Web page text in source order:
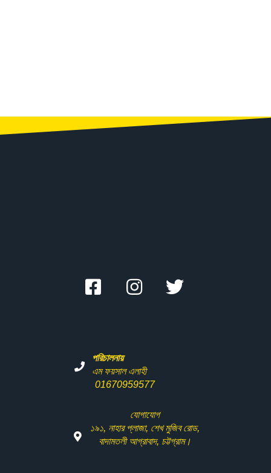
পরিচালনায়
এম ফয়সাল এলাহী
01670959577
যোগাযোগ
১৯১, নাহার প্লাজা, শেখ মুজিব রোড,
বাদামতলী আগ্রাবাদ, চট্টগ্রাম।